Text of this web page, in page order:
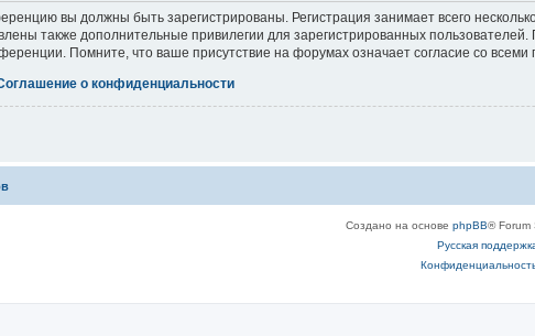
вы должны быть зарегистрированы. Регистрация занимает всего
также дополнительные привилегии для зарегистрированных
Помните, что ваше присутствие на форумах означает согласие со всеми
о конфиденциальности
Создано на основе phpBB® Forum
Русская